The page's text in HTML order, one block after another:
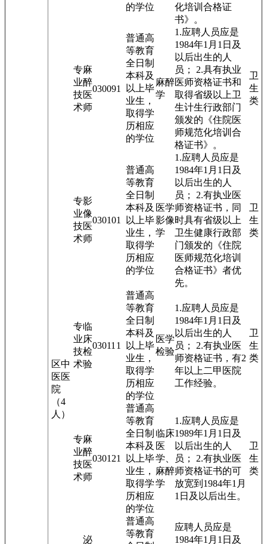
的学位
化培训合格证
书》。
专
业
技
术
麻
醉
医
师
030091
普通高
等教育
全日制
本科及
以上毕
业生，
取得学
历相应
的学位
麻醉
学
1.应聘人员应是
1984年1月1日及
以后出生的人
员； 2.具有执业
医师资格证书和
取得省级以上卫
生计生行政部门
颁发的《住院医
师规范化培训合
格证书》。
卫
生
类
区中
医医
院
（4
人）
专
业
技
术
影
像
医
师
030101
普通高
等教育
全日制
本科及
以上毕
业生，
取得学
历相应
的学位
医学
影像
学
1.应聘人员应是
1984年1月1日及
以后出生的人
员； 2.有执业医
师资格证书，同
时具有省级以上
卫生健康行政部
门颁发的《住院
医师规范化培训
合格证书》者优
先。
卫
生
类
专
业
技
术
临
床
检
验
03011 1
普通高
等教育
全日制
本科及
以上毕
业生，
取得学
历相应
的学位
医学
检验
1.应聘人员应是
1984年1月1日及
以后出生的人
员； 2.有执业医
师资格证书，有2
年以上二甲医院
工作经验。
卫
生
类
专
业
技
术
麻
醉
医
师
030121
普通高
等教育
全日制
本科及
以上毕
业生，
取得学
历相应
的学位
临床
医
学、
麻醉
学
1.应聘人员应是
1989年1月1日及
以后出生的人
员； 2.有执业医
师资格证书的可
放宽到1984年1月
1日及以后出生。
卫
生
类
泌
普通高
等教育
应聘人员应是
1984年1月1日及